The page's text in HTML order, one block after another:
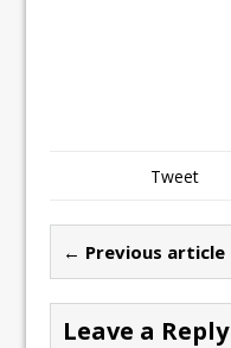
Tweet
← Previous article
Leave a Reply